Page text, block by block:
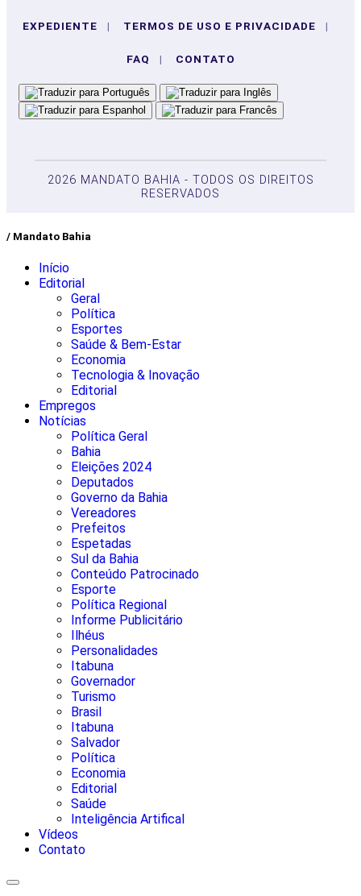
EXPEDIENTE | TERMOS DE USO E PRIVACIDADE |
FAQ | CONTATO
2026 MANDATO BAHIA - TODOS OS DIREITOS
RESERVADOS
/ Mandato Bahia
Início
Editorial
Geral
Política
Esportes
Saúde & Bem-Estar
Economia
Tecnologia & Inovação
Editorial
Empregos
Notícias
Política Geral
Bahia
Eleições 2024
Deputados
Governo da Bahia
Vereadores
Prefeitos
Espetadas
Sul da Bahia
Conteúdo Patrocinado
Esporte
Política Regional
Informe Publicitário
Ilhéus
Personalidades
Itabuna
Governador
Turismo
Brasil
Itabuna
Salvador
Política
Economia
Editorial
Saúde
Inteligência Artifical
Vídeos
Contato